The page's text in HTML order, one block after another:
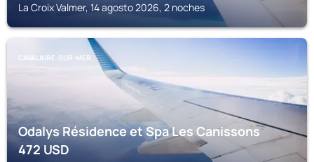
La Croix Valmer, 14 agosto 2026, 2 noches
CAVALAIRE-SUR-MER
Odalys Résidence et Spa Les Canissons
472USD